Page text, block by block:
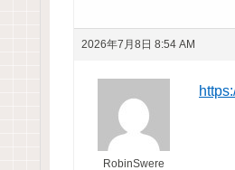
2026年7月8日 8:54 AM
RobinSwere